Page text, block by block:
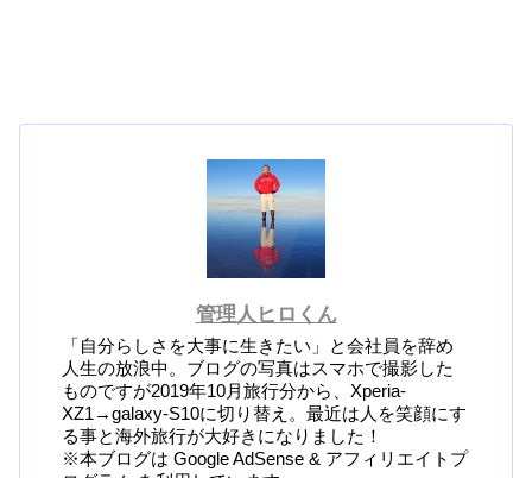
管理人ヒロくん
「自分らしさを大事に生きたい」と会社員を辞め
人生の放浪中。ブログの写真はスマホで撮影した
ものですが2019年10月旅行分から、Xperia-
XZ1→galaxy-S10に切り替え。最近は人を笑顔にす
る事と海外旅行が大好きになりました！
※本ブログは Google AdSense & アフィリエイトプ